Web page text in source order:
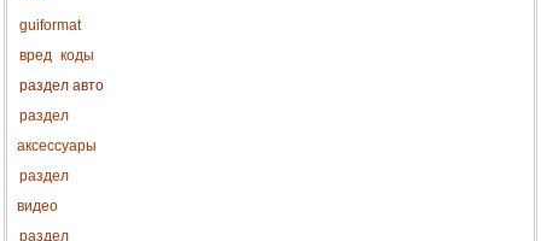
guiformat
вред коды
раздел авто
раздел
аксессуары
раздел
видео
раздел